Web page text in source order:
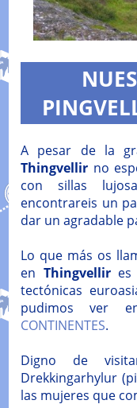
A pesar de la
Thingvellirno
con sillas
encontrareis un
dar un agradable
Lo que más os
en Thingvellires
tectónicas
pudimos ver
CONTINENTES.
Digno de
Drekkingarhylur
las mujeres que